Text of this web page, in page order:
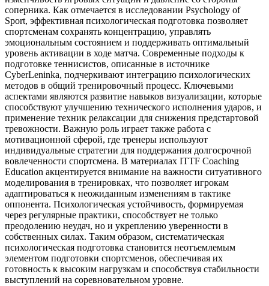
соперника. Как отмечается в исследовании Psychology of
Sport, эффективная психологическая подготовка позволяет
спортсменам сохранять концентрацию, управлять
эмоциональным состоянием и поддерживать оптимальный
уровень активации в ходе матча. Современные подходы к
подготовке теннисистов, описанные в источнике
CyberLeninka, подчеркивают интеграцию психологических
методов в общий тренировочный процесс. Ключевыми
аспектами являются развитие навыков визуализации, которые
способствуют улучшению технического исполнения ударов, и
применение техник релаксации для снижения предстартовой
тревожности. Важную роль играет также работа с
мотивационной сферой, где тренеры используют
индивидуальные стратегии для поддержания долгосрочной
вовлеченности спортсмена. В материалах ITTF Coaching
Education акцентируется внимание на важности ситуативного
моделирования в тренировках, что позволяет игрокам
адаптироваться к неожиданным изменениям в тактике
оппонента. Психологическая устойчивость, формируемая
через регулярные практики, способствует не только
преодолению неудач, но и укреплению уверенности в
собственных силах. Таким образом, систематическая
психологическая подготовка становится неотъемлемым
элементом подготовки спортсменов, обеспечивая их
готовность к высоким нагрузкам и способствуя стабильности
выступлений на соревновательном уровне.